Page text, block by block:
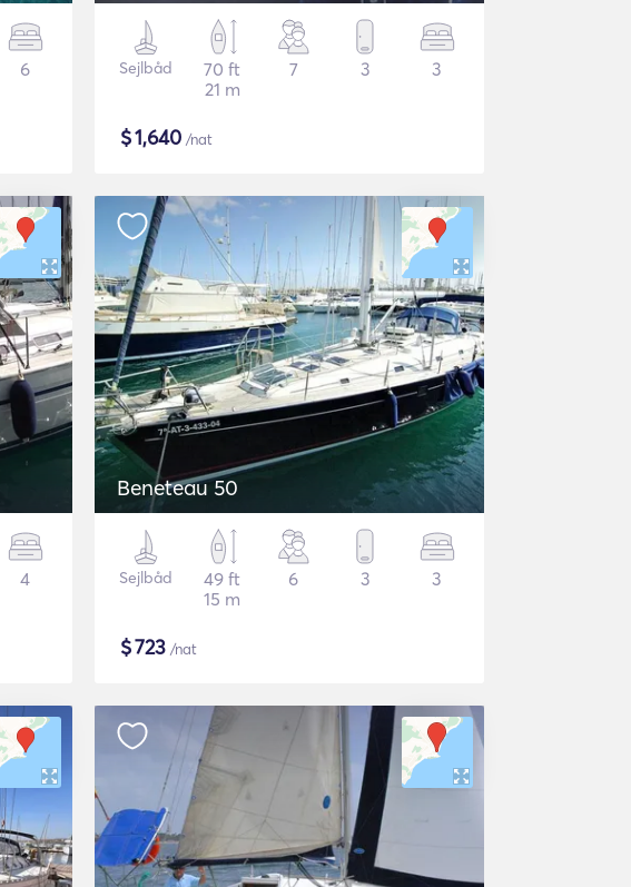
6 Sejlbåd
70 ft
21 m
7 3 3
$1,640 /nat
4
Beneteau 50
Sejlbåd
49 ft
15 m
6 3 3
$723 /nat